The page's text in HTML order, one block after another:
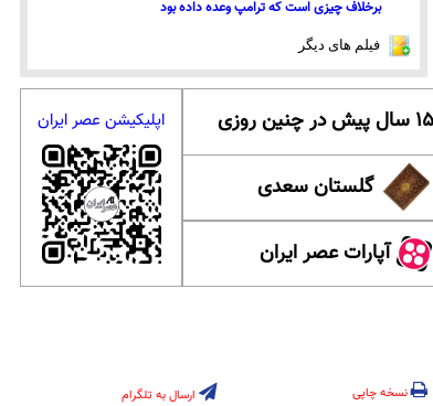
برخلاف چیزی است که ترامپ وعده داده بود
فیلم های دیگر
۱۵ سال پیش در چنین روزی
گلستان سعدی
آپارات عصر ایران
اپلیکیشن عصر ایران
نسخه چاپی ارسال به تلگرام